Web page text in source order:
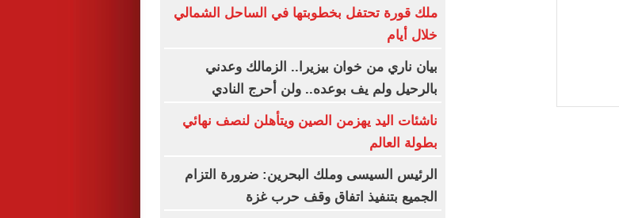
ملك قورة تحتفل بخطوبتها في الساحل الشمالي
خلال أيام
بيان ناري من خوان بيزيرا.. الزمالك وعدني
بالرحيل ولم يف بوعده.. ولن أحرج النادي
ناشئات اليد يهزمن الصين ويتأهلن لنصف نهائي
بطولة العالم
الرئيس السيسى وملك البحرين: ضرورة التزام
الجميع بتنفيذ اتفاق وقف حرب غزة